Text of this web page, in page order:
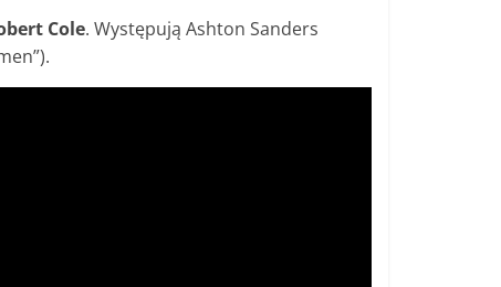
Cole. Występują Ashton Sanders